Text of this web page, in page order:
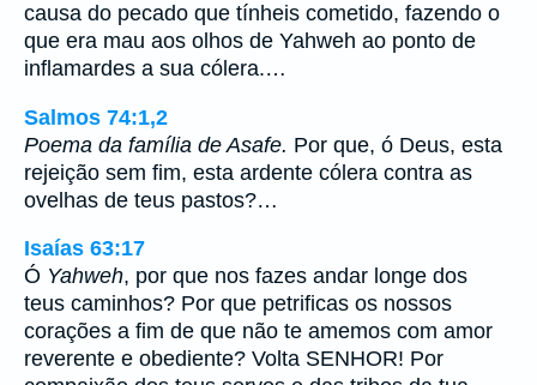
causa do pecado que tínheis cometido, fazendo o
que era mau aos olhos de Yahweh ao ponto de
inflamardes a sua cólera.…
Salmos 74:1,2
Poema da família de Asafe. Por que, ó Deus, esta
rejeição sem fim, esta ardente cólera contra as
ovelhas de teus pastos?…
Isaías 63:17
Ó Yahweh, por que nos fazes andar longe dos
teus caminhos? Por que petrificas os nossos
corações a fim de que não te amemos com amor
reverente e obediente? Volta SENHOR! Por